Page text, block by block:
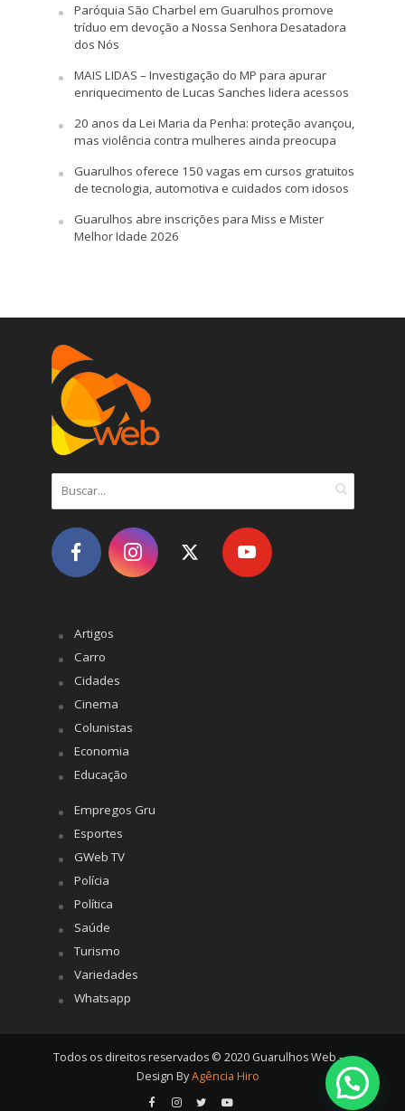
Paróquia São Charbel em Guarulhos promove
tríduo em devoção a Nossa Senhora Desatadora
dos Nós
MAIS LIDAS – Investigação do MP para apurar
enriquecimento de Lucas Sanches lidera acessos
20 anos da Lei Maria da Penha: proteção avançou,
mas violência contra mulheres ainda preocupa
Guarulhos oferece 150 vagas em cursos gratuitos
de tecnologia, automotiva e cuidados com idosos
Guarulhos abre inscrições para Miss e Mister
Melhor Idade 2026
Artigos
Carro
Cidades
Cinema
Colunistas
Economia
Educação
Empregos Gru
Esportes
GWeb TV
Polícia
Política
Saúde
Turismo
Variedades
Whatsapp
Todos os direitos reservados © 2020 Guarulhos Web -
Design ByAgência Hiro
Posso ajudar?